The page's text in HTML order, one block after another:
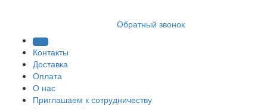
Обратный звонок
Контакты
Доставка
Оплата
О нас
Приглашаем к сотрудничеству